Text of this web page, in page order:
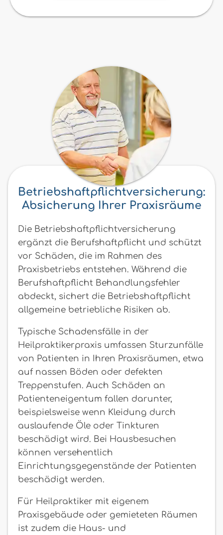
Betriebshaftpflichtversicherung:
Absicherung Ihrer Praxisräume
Die Betriebshaftpflichtversicherung
ergänzt die Berufshaftpflicht und schützt
vor Schäden, die im Rahmen des
Praxisbetriebs entstehen. Während die
Berufshaftpflicht Behandlungsfehler
abdeckt, sichert die Betriebshaftpflicht
allgemeine betriebliche Risiken ab.
Typische Schadensfälle in der
Heilpraktikerpraxis umfassen Sturzunfälle
von Patienten in Ihren Praxisräumen, etwa
auf nassen Böden oder defekten
Treppenstufen. Auch Schäden an
Patienteneigentum fallen darunter,
beispielsweise wenn Kleidung durch
auslaufende Öle oder Tinkturen
beschädigt wird. Bei Hausbesuchen
können versehentlich
Einrichtungsgegenstände der Patienten
beschädigt werden.
Für Heilpraktiker mit eigenem
Praxisgebäude oder gemieteten Räumen
ist zudem die Haus- und